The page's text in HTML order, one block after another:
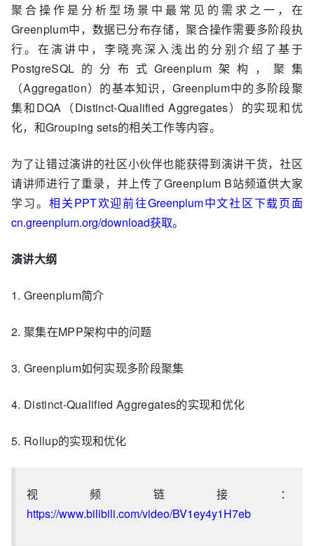
聚合操作是分析型场景中最常见的需求之一，在
Greenplum中，数据已分布存储，聚合操作需要多阶段执
行。在演讲中，李晓亮深入浅出的分别介绍了基于
PostgreSQL的分布式Greenplum架构，聚集
（Aggregation）的基本知识，Greenplum中的多阶段聚
集和DQA（Distinct-Qualified Aggregates）的实现和优
化，和Grouping sets的相关工作等内容。
为了让错过演讲的社区小伙伴也能获得到演讲干货，社区
请讲师进行了重录，并上传了Greenplum B站频道供大家
学习。相关PPT欢迎前往Greenplum中文社区下载页面
cn.greenplum.org/download获取。
演讲大纲
1. Greenplum简介
2. 聚集在MPP架构中的问题
3. Greenplum如何实现多阶段聚集
4. Distinct-Qualified Aggregates的实现和优化
5. Rollup的实现和优化
视频链接：
https://www.bilibili.com/video/BV1ey4y1H7eb